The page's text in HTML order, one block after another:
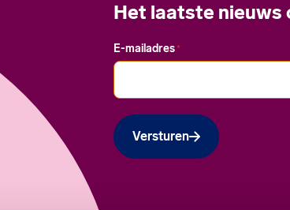
Het laatste nieuws
E-mailadres*
Versturen